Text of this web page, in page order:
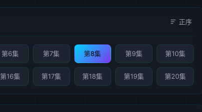
正序
第6集 第7集 第8集 第9集 第10集
第16集 第17集 第18集 第19集 第20集